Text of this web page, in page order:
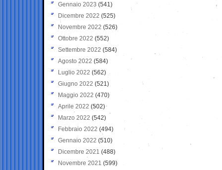
Gennaio 2023 (541)
Dicembre 2022 (525)
Novembre 2022 (526)
Ottobre 2022 (552)
Settembre 2022 (584)
Agosto 2022 (584)
Luglio 2022 (562)
Giugno 2022 (521)
Maggio 2022 (470)
Aprile 2022 (502)
Marzo 2022 (542)
Febbraio 2022 (494)
Gennaio 2022 (510)
Dicembre 2021 (488)
Novembre 2021 (599)